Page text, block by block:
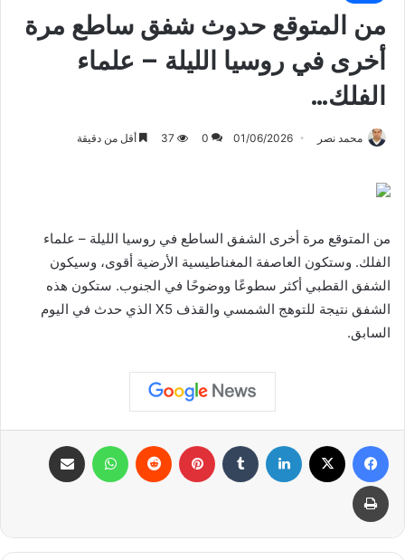
من المتوقع حدوث شفق ساطع مرة
أخرى في روسيا الليلة – علماء
الفلك…
محمد نصر 01/06/2026
0
37 أقل من دقيقة
من المتوقع مرة أخرى الشفق الساطع في روسيا الليلة – علماء
الفلك. وستكون العاصفة المغناطيسية الأرضية أقوى، وسيكون
الشفق القطبي أكثر سطوعًا ووضوحًا في الجنوب. ستكون هذه
الشفق نتيجة للتوهج الشمسي والقذف X5 الذي حدث في اليوم
السابق.
فيسبوك لينكدإن بينتيريست واتساب
طباعة